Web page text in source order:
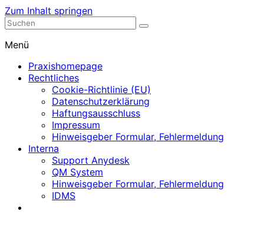
Zum Inhalt springen
Nephrologische Praxis mit Dialyse
Menü
Praxishomepage
Rechtliches
Cookie-Richtlinie (EU)
Datenschutzerklärung
Haftungsausschluss
Impressum
Hinweisgeber Formular, Fehlermeldung
Interna
Support Anydesk
QM System
Hinweisgeber Formular, Fehlermeldung
IDMS